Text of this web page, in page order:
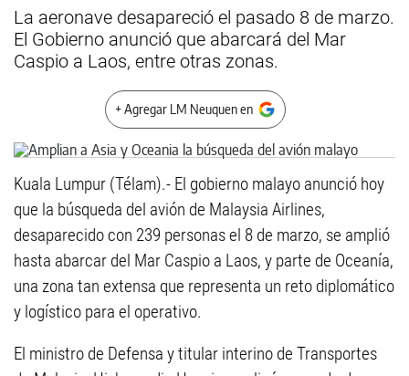
La aeronave desapareció el pasado 8 de marzo.
El Gobierno anunció que abarcará del Mar
Caspio a Laos, entre otras zonas.
+ Agregar LM Neuquen en
Kuala Lumpur (Télam).- El gobierno malayo anunció hoy
que la búsqueda del avión de Malaysia Airlines,
desaparecido con 239 personas el 8 de marzo, se amplió
hasta abarcar del Mar Caspio a Laos, y parte de Oceanía,
una zona tan extensa que representa un reto diplomático
y logístico para el operativo.
El ministro de Defensa y titular interino de Transportes